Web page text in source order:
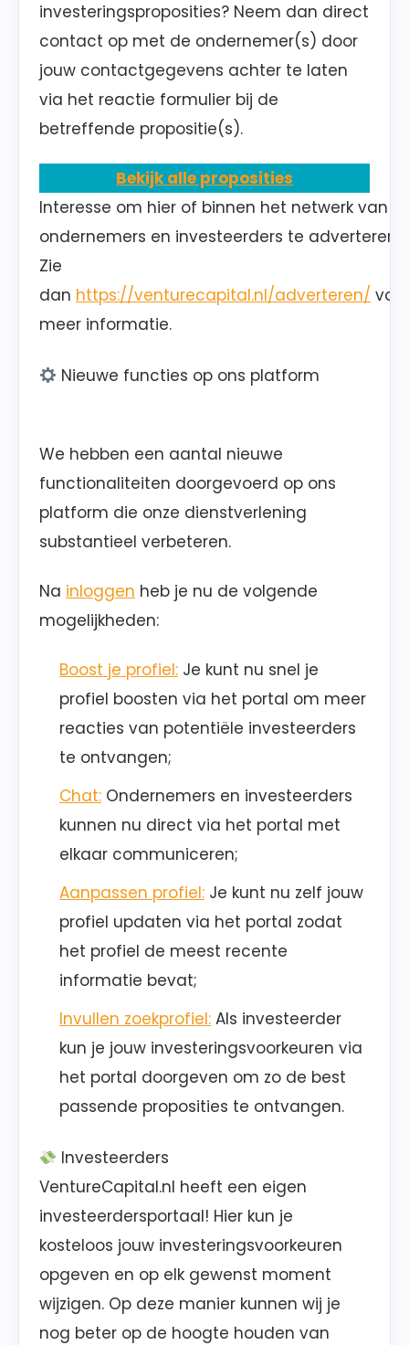
investeringsproposities? Neem dan direct
contact op met de ondernemer(s) door
jouw contactgegevens achter te laten
via het reactie formulier bij de
betreffende propositie(s).
Bekijk alle proposities
Interesse om hier of binnen het netwerk van
ondernemers en investeerders te adverteren?
Zie
dan https://venturecapital.nl/adverteren/ voor
meer informatie.
Nieuwe functies op ons platform
We hebben een aantal nieuwe
functionaliteiten doorgevoerd op ons
platform die onze dienstverlening
substantieel verbeteren.
Na inloggen heb je nu de volgende
mogelijkheden:
Boost je profiel: Je kunt nu snel je
profiel boosten via het portal om meer
reacties van potentiële investeerders
te ontvangen;
Chat: Ondernemers en investeerders
kunnen nu direct via het portal met
elkaar communiceren;
Aanpassen profiel: Je kunt nu zelf jouw
profiel updaten via het portal zodat
het profiel de meest recente
informatie bevat;
Invullen zoekprofiel: Als investeerder
kun je jouw investeringsvoorkeuren via
het portal doorgeven om zo de best
passende proposities te ontvangen.
Investeerders
VentureCapital.nl heeft een eigen
investeerdersportaal! Hier kun je
kosteloos jouw investeringsvoorkeuren
opgeven en op elk gewenst moment
wijzigen. Op deze manier kunnen wij je
nog beter op de hoogte houden van